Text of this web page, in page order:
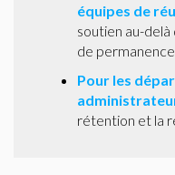
équipes de
soutien au-
de permanence
Pour les
rétention et la